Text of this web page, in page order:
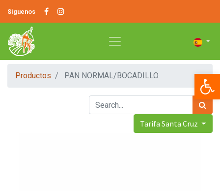
Síguenos
Productos PAN NORMAL/BOCADILLO
Tarifa Santa Cruz